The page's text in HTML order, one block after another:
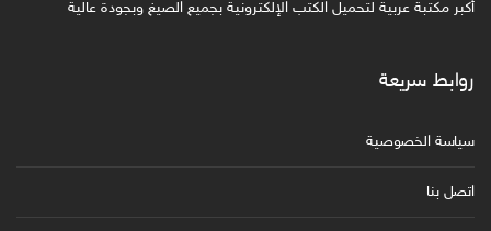
أكبر مكتبة عربية لتحميل الكتب الإلكترونية بجميع الصيغ وبجودة عالية
روابط سريعة
سياسة الخصوصية
اتصل بنا